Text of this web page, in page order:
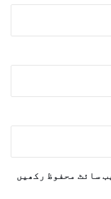
سائٹ محفوظ رکھیں